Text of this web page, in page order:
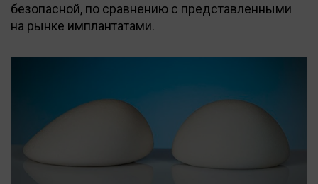
безопасной, по сравнению с представленными
на рынке имплантатами.